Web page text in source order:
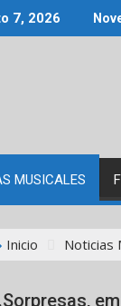
7, 2026
MUSICALES
Inicio Noticias